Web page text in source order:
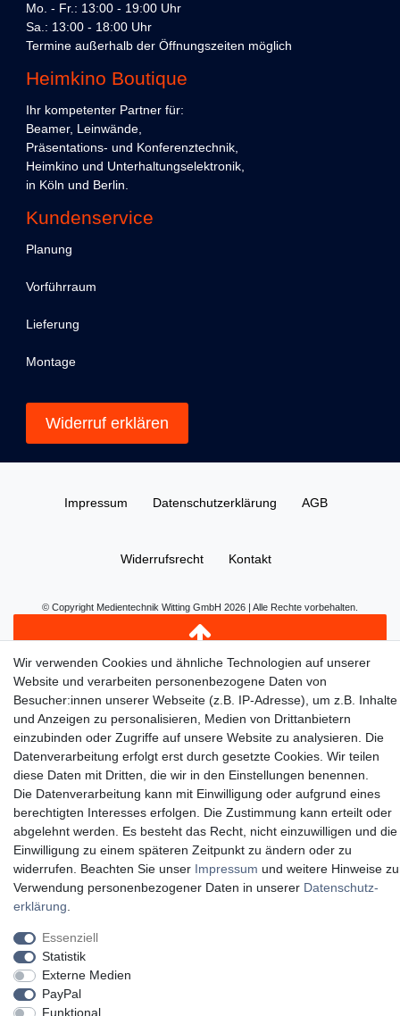
Mo. - Fr.: 13:00 - 19:00 Uhr
Sa.: 13:00 - 18:00 Uhr
Termine außerhalb der Öffnungszeiten möglich
Heimkino Boutique
Ihr kompetenter Partner für:
Beamer, Leinwände,
Präsentations- und Konferenztechnik,
Heimkino und Unterhaltungselektronik,
in Köln und Berlin.
Kundenservice
Planung
Vorführraum
Lieferung
Montage
Widerruf erklären
Wir verwenden Cookies und ähnliche Technologien auf unserer
Website und verarbeiten personenbezogene Daten von
Besucher:innen unserer Webseite (z.B. IP-Adresse), um z.B. Inhalte
und Anzeigen zu personalisieren, Medien von Drittanbietern
einzubinden oder Zugriffe auf unsere Website zu analysieren. Die
Datenverarbeitung erfolgt erst durch gesetzte Cookies. Wir teilen
diese Daten mit Dritten, die wir in den Einstellungen benennen.
Die Datenverarbeitung kann mit Einwilligung oder aufgrund eines
berechtigten Interesses erfolgen. Die Zustimmung kann erteilt oder
abgelehnt werden. Es besteht das Recht, nicht einzuwilligen und die
Einwilligung zu einem späteren Zeitpunkt zu ändern oder zu
widerrufen. Beachten Sie unser Impressum und weitere Hinweise
Verwendung personenbezogener Daten in unserer Daten­schutz­
erklärung
Essenziell
Statistik
Externe Medien
PayPal
Funktional
Impressum Daten­schutz­erklärung AGB
Widerrufs­recht Kontakt
© Copyright Medientechnik Witting GmbH 2026 | Alle Rechte vorbehalten.